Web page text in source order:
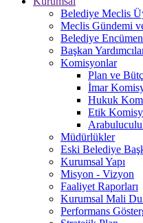
Belediye Meclis
Meclis Gündemi
Belediye
Başkan
Komisyonlar
Plan ve
İmar
Hukuk
Etik
Müdürlükler
Eski Belediye
Kurumsal Yapı
Misyon - Vizyon
Faaliyet Raporları
Kurumsal Mali
Performans